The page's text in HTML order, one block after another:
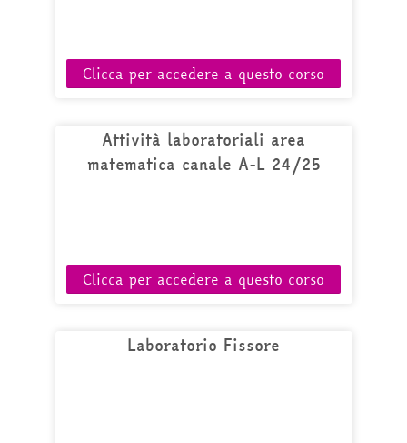
Clicca per accedere a questo corso
Attività laboratoriali area
matematica canale A-L 24/25
Clicca per accedere a questo corso
Laboratorio Fissore